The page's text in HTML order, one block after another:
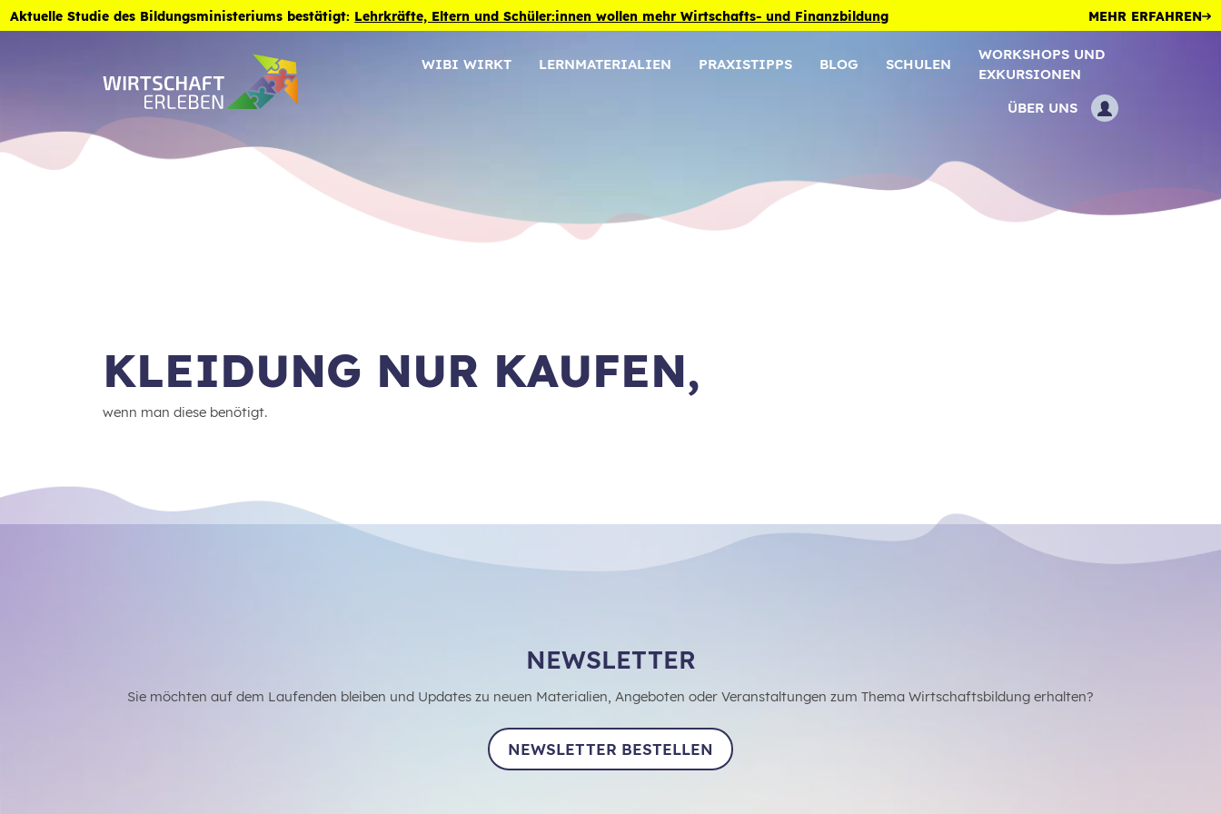
Zum Inhalt der Seite springen
Aktuelle Studie des Bildungsministeriums bestätigt: Lehrkräfte, Eltern und Schüler:innen wollen mehr Wirtschafts- und Finanzbildung MEHR ERFAHREN
WIBI WIRKT LERNMATERIALIEN PRAXISTIPPS BLOG SCHULEN
WORKSHOPS UND
EXKURSIONEN
ÜBER UNS
KLEIDUNG NUR KAUFEN,
wenn man diese benötigt.
NEWSLETTER
Sie möchten auf dem Laufenden bleiben und Updates zu neuen Materialien, Angeboten oder Veranstaltungen zum Thema Wirtschaftsbildung erhalten?
NEWSLETTER BESTELLEN